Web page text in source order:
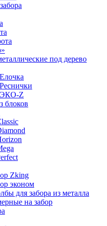
под дерево
ЭКО-Z
блоков
Zking
эконом
для забора из металла
на забор